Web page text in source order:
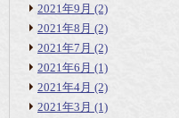
2021年9月 (2)
2021年8月 (2)
2021年7月 (2)
2021年6月 (1)
2021年4月 (2)
2021年3月 (1)